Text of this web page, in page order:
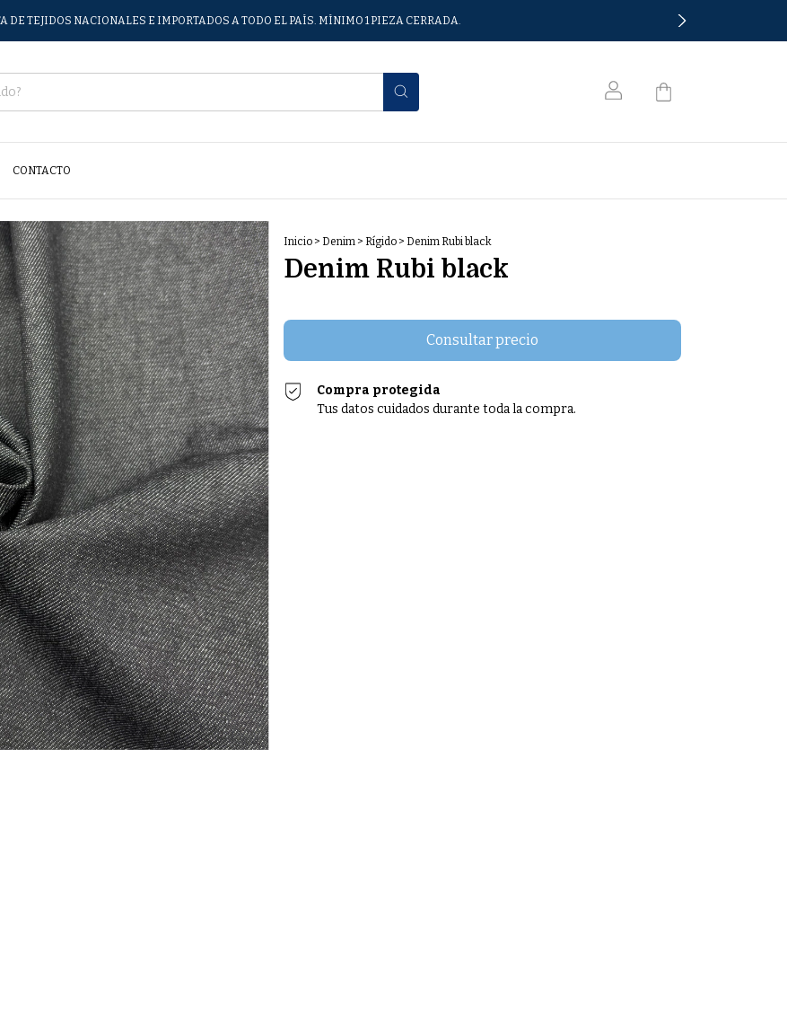
DE TEJIDOS NACIONALES E IMPORTADOS A TODO EL PAÍS. MÍNIMO 1 PIEZA CERRADA.
CONTACTO
Inicio > Denim > Rígido > Denim Rubi black
Denim Rubi black
Compra protegida
Tus datos cuidados durante toda la compra.